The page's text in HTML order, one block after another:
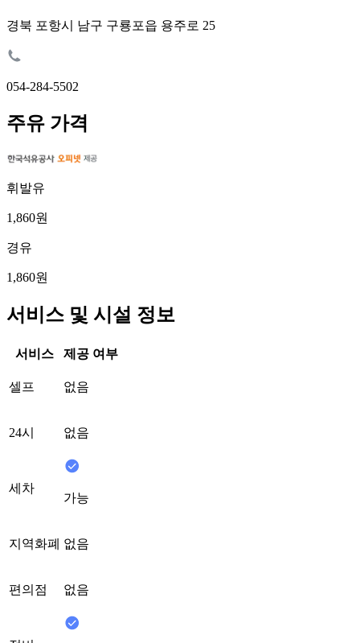
경북 포항시 남구 구룡포읍 용주로 25
054-284-5502
주유 가격
휘발유
1,860원
경유
1,860원
서비스 및 시설 정보
서비스 제공 여부
셀프 없음
24시 없음
세차
가능
지역화폐 없음
편의점 없음